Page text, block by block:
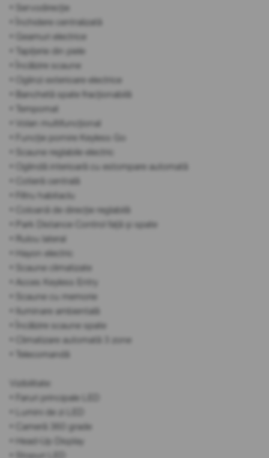
• Servodirecție
• Închidere centralizată
• Geamuri electrice
• Tapițerie din piele
• Încălzire scaune
• Oglinzi exterioare electrice
• Banchetă spate fracționabilă
• Tempomat
• Volan multifuncțional
• Funcție pornire Keyless Go
• Scaune reglabile electric
• Oglindă interioară cu estompare automată
• Cotieră centrală
• Filtru habitaclu
• Coloană de direcție reglabilă
• Park Distance Control față și spate
• Rulou lateral
• Hayon electric
• Scaune climatizate
• Acces Keyless Entry
• Scaune cu memorie
• Iluminare ambientală
• Încălzire scaune spate
• Climatizare automată 3 zone
• Telecomandă
Vizibilitate:
• Faruri principale LED
• Lumini de zi LED
• Cameră 360 grade
• Head-Up Display
• Stopuri LED